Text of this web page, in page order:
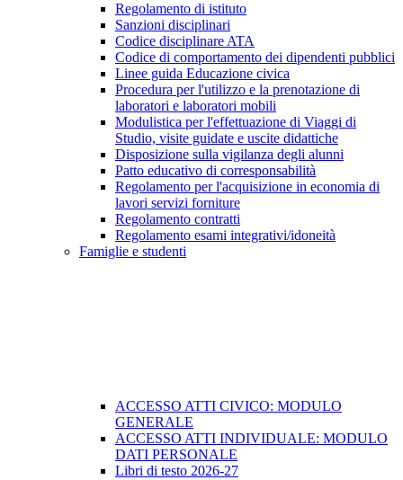
Regolamento di istituto
Sanzioni disciplinari
Codice disciplinare ATA
Codice di comportamento dei dipendenti pubblici
Linee guida Educazione civica
Procedura per l'utilizzo e la prenotazione di
laboratori e laboratori mobili
Modulistica per l'effettuazione di Viaggi di
Studio, visite guidate e uscite didattiche
Disposizione sulla vigilanza degli alunni
Patto educativo di corresponsabilità
Regolamento per l'acquisizione in economia di
lavori servizi forniture
Regolamento contratti
Regolamento esami integrativi/idoneità
Famiglie e studenti
ACCESSO ATTI CIVICO: MODULO
GENERALE
ACCESSO ATTI INDIVIDUALE: MODULO
DATI PERSONALE
Libri di testo 2026-27